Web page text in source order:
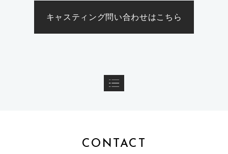
キャスティング問い合わせはこちら
CONTACT